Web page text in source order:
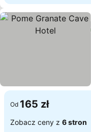
Od 165 zł
Zobacz ceny z 6 stron